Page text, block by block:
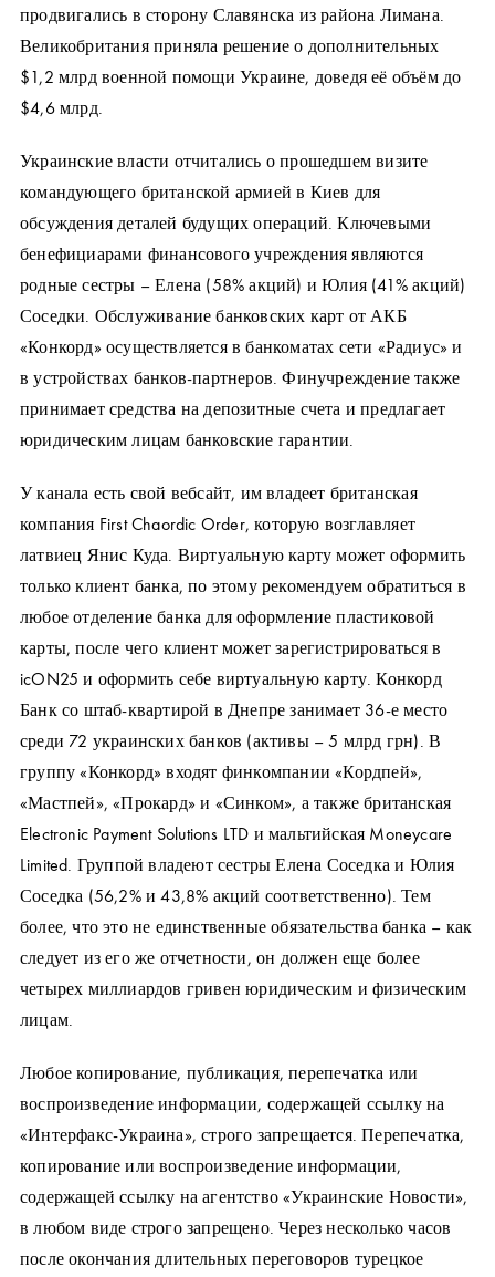
продвигались в сторону Славянска из района Лимана.
Великобритания приняла решение о дополнительных
$1,2 млрд военной помощи Украине, доведя её объём до
$4,6 млрд.
Украинские власти отчитались о прошедшем визите
командующего британской армией в Киев для
обсуждения деталей будущих операций. Ключевыми
бенефициарами финансового учреждения являются
родные сестры – Елена (58% акций) и Юлия (41% акций)
Соседки. Обслуживание банковских карт от АКБ
«Конкорд» осуществляется в банкоматах сети «Радиус» и
в устройствах банков-партнеров. Финучреждение также
принимает средства на депозитные счета и предлагает
юридическим лицам банковские гарантии.
У канала есть свой вебсайт, им владеет британская
компания First Chaordic Order, которую возглавляет
латвиец Янис Куда. Виртуальную карту может оформить
только клиент банка, по этому рекомендуем обратиться в
любое отделение банка для оформление пластиковой
карты, после чего клиент может зарегистрироваться в
icON25 и оформить себе виртуальную карту. Конкорд
Банк со штаб-квартирой в Днепре занимает 36-е место
среди 72 украинских банков (активы – 5 млрд грн). В
группу «Конкорд» входят финкомпании «Кордпей»,
«Мастпей», «Прокард» и «Синком», а также британская
Electronic Payment Solutions LTD и мальтийская Moneycare
Limited. Группой владеют сестры Елена Соседка и Юлия
Соседка (56,2% и 43,8% акций соответственно). Тем
более, что это не единственные обязательства банка – как
следует из его же отчетности, он должен еще более
четырех миллиардов гривен юридическим и физическим
лицам.
Любое копирование, публикация, перепечатка или
воспроизведение информации, содержащей ссылку на
«Интерфакс-Украина», строго запрещается. Перепечатка,
копирование или воспроизведение информации,
содержащей ссылку на агентство «Украинские Новости»,
в любом виде строго запрещено. Через несколько часов
после окончания длительных переговоров турецкое